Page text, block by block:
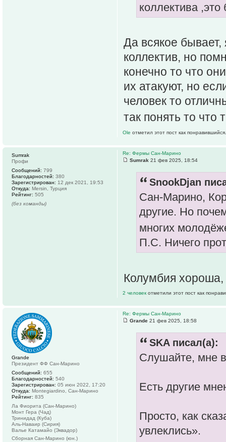
коллектива
Да всякое
коллектив, но
конечно то что
их атакуют, но
человек то
так понять то
Ole отметил этот пост как понравившийся.
Re: Фермы Сан-Марино
Sumrak 21 фев 2025, 18:54
SnookDjan
Сан-Марино,
другие. Но
многих
П.С. Ничего
Колумбия
2 человекотметили этот пост как
Sumrak
Профи
Сообщений: 799
Благодарностей: 380
Зарегистрирован: 12 дек 2021, 19:53
Откуда: Mersin, Турция
Рейтинг: 505
(без команды)
Re: Фермы Сан-Марино
Grande 21 фев 2025, 18:58
SKA писал(а):
Слушайте, мне
Есть другие
Просто, как
увлеклись».
Grande
Президент ФФ Сан-Марино
Сообщений: 655
Благодарностей: 540
Зарегистрирован: 05 июн 2022, 17:20
Откуда: Montegiardino, Сан-Марино
Рейтинг: 835
Ла Фиорита (Сан-Марино)
Монт Гера (Чад)
Тринидад (Куба)
Аль-Наваир (Сирия)
Валье Катамайо (Эквадор)
Сборная Сан-Марино (юн.)